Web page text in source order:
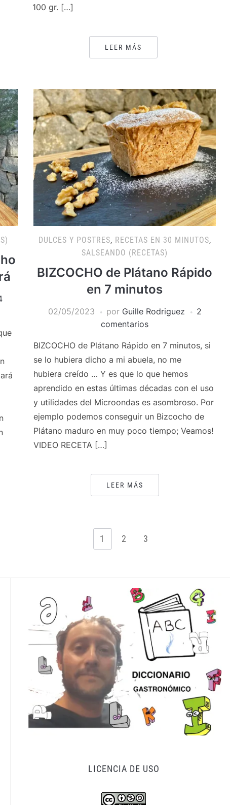
100 gr. […]
LEER MÁS
DULCES Y POSTRES, RECETAS EN 30 MINUTOS,
SALSEANDO (RECETAS)
BIZCOCHO de Plátano Rápido
en 7 minutos
02/05/2023 por Guille Rodriguez
2
comentarios
BIZCOCHO de Plátano Rápido en 7 minutos, si
se lo hubiera dicho a mi abuela, no me
hubiera creído … Y es que lo que hemos
aprendido en estas últimas décadas con el uso
y utilidades del Microondas es asombroso. Por
ejemplo podemos conseguir un Bizcocho de
Plátano maduro en muy poco tiempo; Veamos!
VIDEO RECETA […]
LEER MÁS
1 2 3
LICENCIA DE USO